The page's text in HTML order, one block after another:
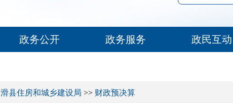
政务公开 政务服务 政民互动
滑县住房和城乡建设局 >> 财政预决算